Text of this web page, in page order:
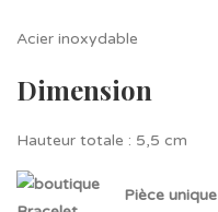
Acier inoxydable
Dimension
Hauteur totale : 5,5 cm
Pièce unique